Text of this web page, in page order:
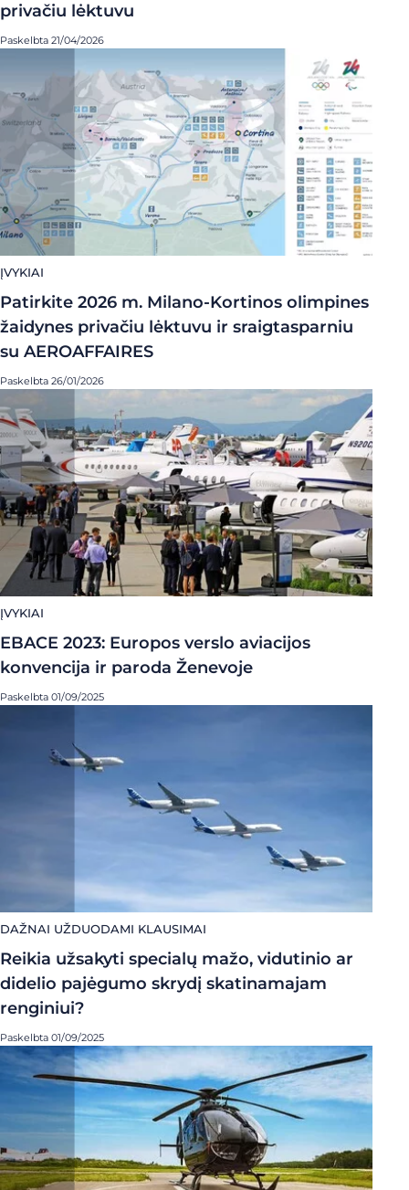
privačiu lėktuvu
Paskelbta 21/04/2026
ĮVYKIAI
Patirkite 2026 m. Milano-Kortinos olimpines
žaidynes privačiu lėktuvu ir sraigtasparniu
su AEROAFFAIRES
Paskelbta 26/01/2026
ĮVYKIAI
EBACE 2023: Europos verslo aviacijos
konvencija ir paroda Ženevoje
Paskelbta 01/09/2025
DAŽNAI UŽDUODAMI KLAUSIMAI
Reikia užsakyti specialų mažo, vidutinio ar
didelio pajėgumo skrydį skatinamajam
renginiui?
Paskelbta 01/09/2025